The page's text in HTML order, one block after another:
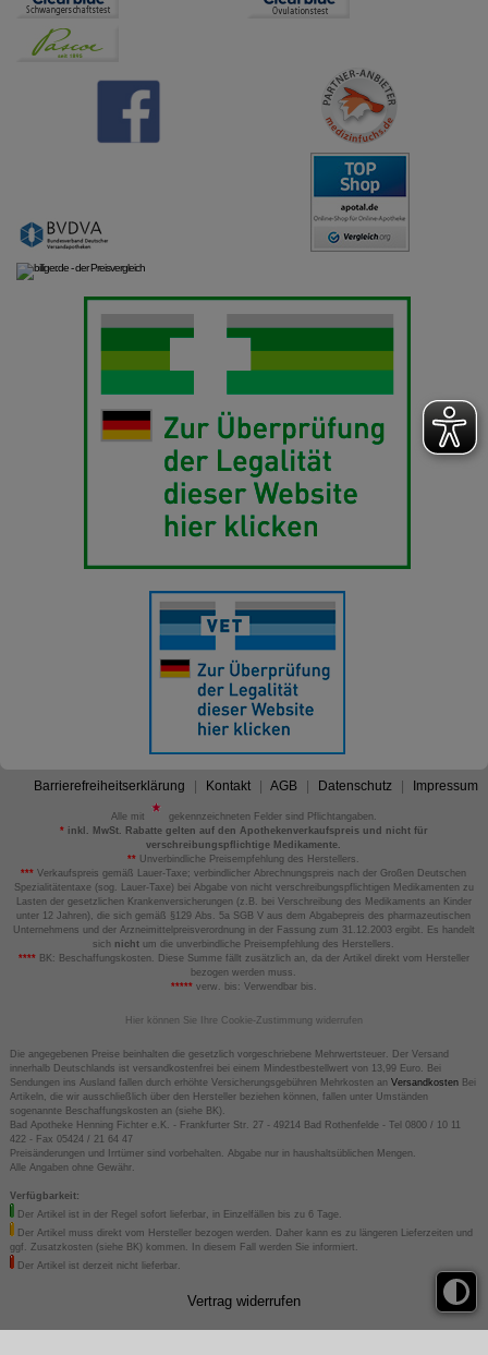
Barrierefreiheitserklärung Kontakt AGB Datenschutz Impressum
Alle mit
gekennzeichneten Felder sind Pflichtangaben.
*inkl. MwSt. Rabatte gelten auf den Apothekenverkaufspreis und nicht für
verschreibungspflichtige Medikamente.
** Unverbindliche Preisempfehlung des Herstellers.
*** Verkaufspreis gemäß Lauer-Taxe; verbindlicher Abrechnungspreis nach der Großen Deutschen
Spezialitätentaxe (sog. Lauer-Taxe) bei Abgabe von nicht verschreibungspflichtigen Medikamenten zu
Lasten der gesetzlichen Krankenversicherungen (z.B. bei Verschreibung des Medikaments an Kinder
unter 12 Jahren), die sich gemäß §129 Abs. 5a SGB V aus dem Abgabepreis des pharmazeutischen
Unternehmens und der Arzneimittelpreisverordnung in der Fassung zum 31.12.2003 ergibt. Es handelt
sich nicht um die unverbindliche Preisempfehlung des Herstellers.
****BK: Beschaffungskosten. Diese Summe fällt zusätzlich an, da der Artikel direkt vom Hersteller
bezogen werden muss.
*****verw. bis: Verwendbar bis.
Hier können Sie Ihre Cookie-Zustimmung widerrufen
Die angegebenen Preise beinhalten die gesetzlich vorgeschriebene Mehrwertsteuer. Der Versand
innerhalb Deutschlands ist versandkostenfrei bei einem Mindestbestellwert von 13,99 Euro. Bei
Sendungen ins Ausland fallen durch erhöhte Versicherungsgebühren Mehrkosten an VersandkostenBei
Artikeln, die wir ausschließlich über den Hersteller beziehen können, fallen unter Umständen
sogenannte Beschaffungskosten an (siehe BK).
Bad Apotheke Henning Fichter e.K. - Frankfurter Str. 27 - 49214 Bad Rothenfelde - Tel 0800 / 10 11
422 - Fax 05424 / 21 64 47
Preisänderungen und Irrtümer sind vorbehalten. Abgabe nur in haushaltsüblichen Mengen.
Alle Angaben ohne Gewähr.
Verfügbarkeit:
Der Artikel ist in der Regel sofort lieferbar, in Einzelfällen bis zu 6 Tage.
Der Artikel muss direkt vom Hersteller bezogen werden. Daher kann es zu längeren Lieferzeiten und
ggf. Zusatzkosten (siehe BK) kommen. In diesem Fall werden Sie informiert.
Der Artikel ist derzeit nicht lieferbar.
Vertrag widerrufen